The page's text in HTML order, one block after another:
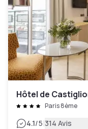
Hôtel de
Paris 8ème
4.1/5|314 Avis